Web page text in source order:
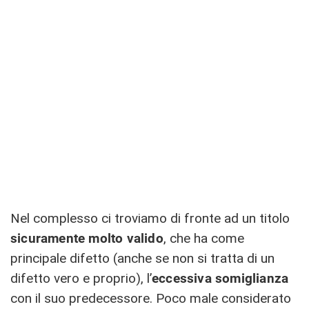
Nel complesso ci troviamo di fronte ad un titolo
sicuramente molto valido, che ha come
principale difetto (anche se non si tratta di un
difetto vero e proprio), l’eccessiva somiglianza
con il suo predecessore. Poco male considerato